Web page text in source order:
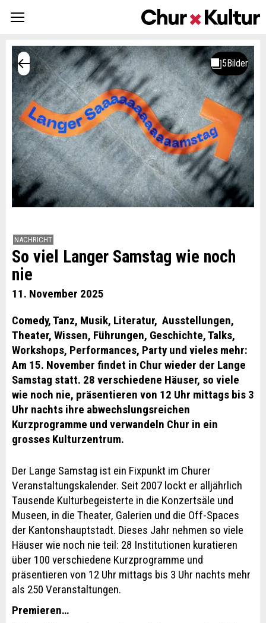
NACHRICHT
So viel Langer Samstag wie noch
nie
11. November 2025
Comedy, Tanz, Musik, Literatur, Ausstellungen,
Theater, Wissen, Führungen, Geschichte, Talks,
Workshops, Performances, Party und vieles mehr:
Am 15. November findet in Chur wieder der Lange
Samstag statt. 28 verschiedene Häuser, so viele
wie noch nie, präsentieren von 12 Uhr mittags bis 3
Uhr nachts ihre abwechslungsreichen
Kurzprogramme und verwandeln Chur in ein
grosses Kulturzentrum.
Der Lange Samstag ist ein Fixpunkt im Churer
Veranstaltungskalender. Seit 2007 lockt er alljährlich
Tausende Kulturbegeisterte in die Konzertsäle und
Museen, in die Theater, Galerien und die Off-Spaces
der Kantonshauptstadt. Dieses Jahr nehmen so viele
Häuser wie noch nie teil: 28 Institutionen kuratieren
über 100 verschiedene Kurzprogramme und
präsentieren von 12 Uhr mittags bis 3 Uhr nachts mehr
als 250 Veranstaltungen.
Premieren…